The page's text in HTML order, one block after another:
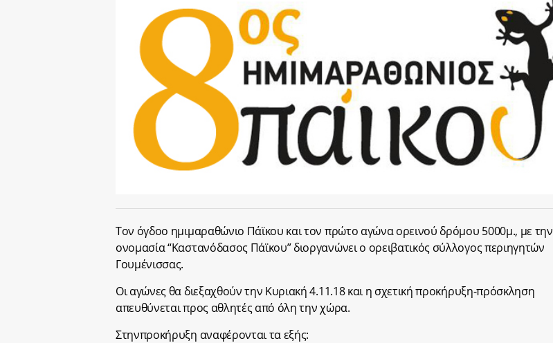
Τον όγδοο ημιμαραθώνιο Πάϊκου και τον πρώτο αγώνα ορεινού δρόμου 5000μ., με την
ονομασία “Καστανόδασος Πάϊκου” διοργανώνει ο ορειβατικός σύλλογος περιηγητών
Γουμένισσας.
Οι αγώνες θα διεξαχθούν την Κυριακή 4.11.18 και η σχετική προκήρυξη-πρόσκληση
απευθύνεται προς αθλητές από όλη την χώρα.
Στηνπροκήρυξη αναφέρονται τα εξής: